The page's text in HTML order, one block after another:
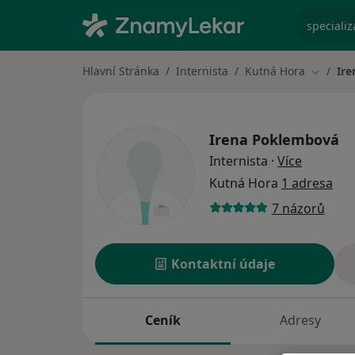
Hlavní Stránka Internista Kutná Hora Změna
Irena Poklembová
Internista · Více
Kutná Hora 1 adresa
7 názorů
Kontaktní údaje
Ceník Adresy